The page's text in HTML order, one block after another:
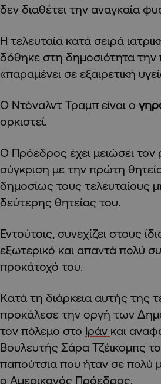
δεν διαθέτει την αναγκαία
Η τελευταία κατά σειρά
δόθηκε στη δημοσιότητα
«παραμένει σε εξαιρετική
Ο Ντόναλντ Τραμπ είναι ο
ορκιστεί.
Ο Πρόεδρος έχει μειώσει τον
σύγκριση με την πρώτη
δημοσίως τους τελευταίους
δεύτερης θητείας του.
Εντούτοις, συνεχίζει στους
εξωτερικό και απαντά πολύ
προκάτοχό του.
Κατά τη διάρκεια αυτής της
προκάλεσε την οργή των
τον πόλεμο στο Ιράν και
Βουλευτής Σάρα Τζέικομπς
παπούτσια που ήταν σε πολύ
ο Αμερικανός Πρόεδρος.